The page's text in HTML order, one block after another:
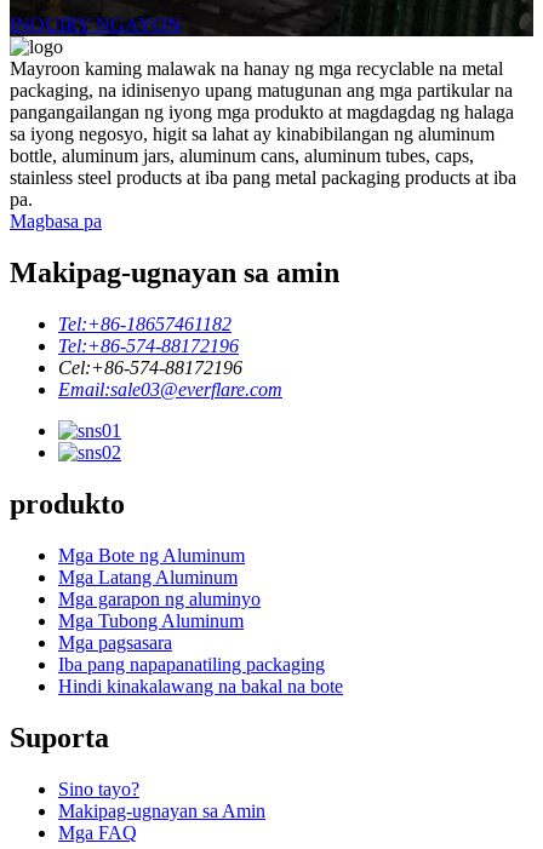
INQUIRY NGAYON
Mayroon kaming malawak na hanay ng mga recyclable na metal
packaging, na idinisenyo upang matugunan ang mga partikular na
pangangailangan ng iyong mga produkto at magdagdag ng halaga
sa iyong negosyo, higit sa lahat ay kinabibilangan ng aluminum
bottle, aluminum jars, aluminum cans, aluminum tubes, caps,
stainless steel products at iba pang metal packaging products at iba
pa.
Magbasa pa
Makipag-ugnayan sa amin
Tel:+86-18657461182
Tel:+86-574-88172196
Cel:+86-574-88172196
Email:sale03@everflare.com
produkto
Mga Bote ng Aluminum
Mga Latang Aluminum
Mga garapon ng aluminyo
Mga Tubong Aluminum
Mga pagsasara
Iba pang napapanatiling packaging
Hindi kinakalawang na bakal na bote
Suporta
Sino tayo?
Makipag-ugnayan sa Amin
Mga FAQ